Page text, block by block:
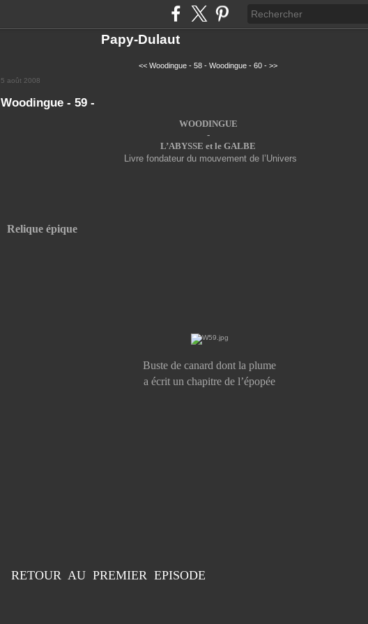
Papy-Dulaut
<< Woodingue - 58 - Woodingue - 60 - >>
5 août 2008
Woodingue - 59 -
WOODINGUE
-
L’ABYSSE et le GALBE
Livre fondateur du mouvement de l’Univers
Relique épique
Buste de canard dont la plume
a écrit un chapitre de l’épopée
RETOUR AU PREMIER EPISODE